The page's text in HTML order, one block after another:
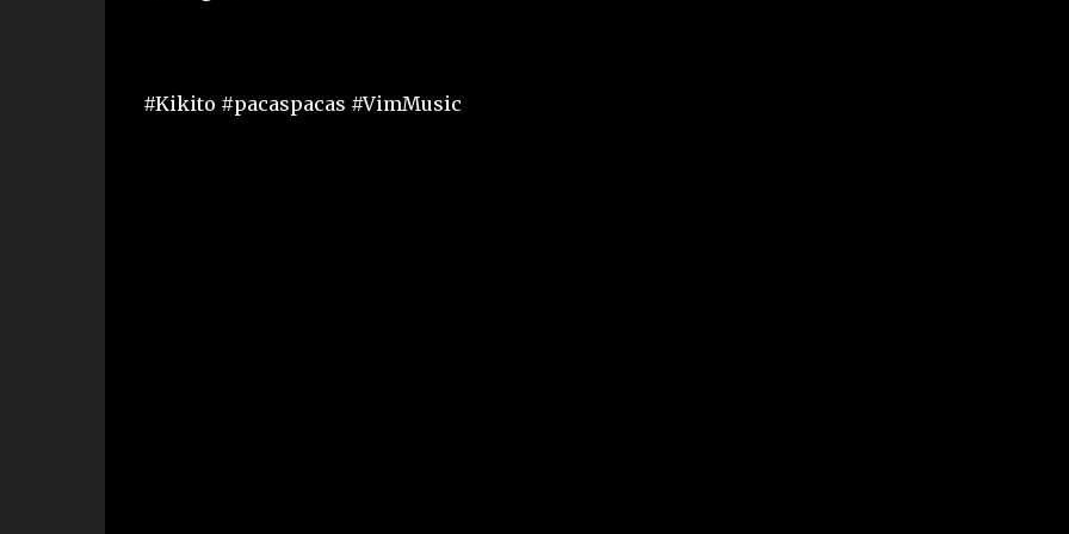
#Kikito #pacaspacas #VimMusic